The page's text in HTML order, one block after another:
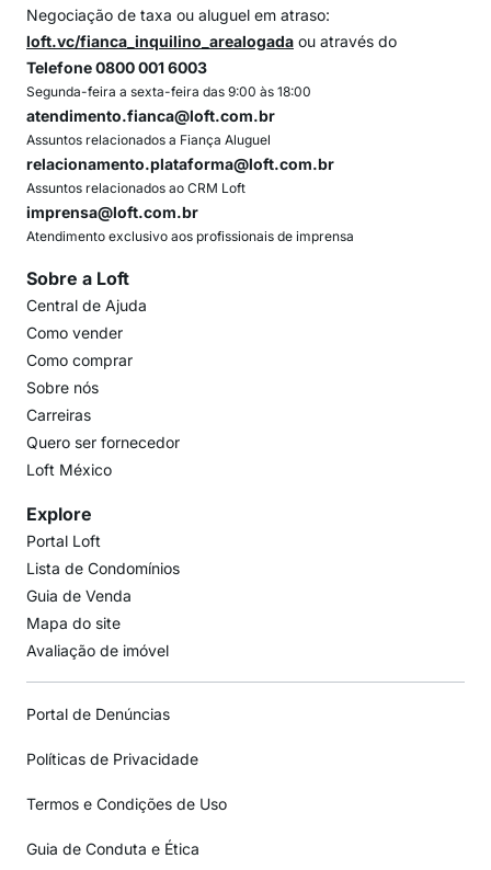
Negociação de taxa ou aluguel em atraso:
loft.vc/fianca_inquilino_arealogada ou através do
Telefone 0800 001 6003
Segunda-feira a sexta-feira das 9:00 às 18:00
atendimento.fianca@loft.com.br
Assuntos relacionados a Fiança Aluguel
relacionamento.plataforma@loft.com.br
Assuntos relacionados ao CRM Loft
imprensa@loft.com.br
Atendimento exclusivo aos profissionais de imprensa
Sobre a Loft
Central de Ajuda
Como vender
Como comprar
Sobre nós
Carreiras
Quero ser fornecedor
Loft México
Explore
Portal Loft
Lista de Condomínios
Guia de Venda
Mapa do site
Avaliação de imóvel
Portal de Denúncias
Políticas de Privacidade
Termos e Condições de Uso
Guia de Conduta e Ética